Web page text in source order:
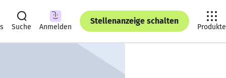
Suche Anmelden
Stellenanzeige schalten
Produkte